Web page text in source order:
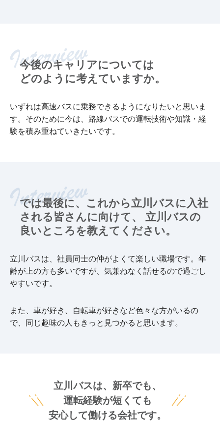
今後のキャリアについては
どのように考えていますか。
いずれは高速バスに乗務できるようになりたいと思いま
す。そのために今は、路線バスでの運転技術や知識・経
験を積み重ねていきたいです。
では最後に、これから立川バスに入社
される皆さんに向けて、
立川バスの
良いところを教えてください。
立川バスは、社員同士の仲がよくて楽しい職場です。年
齢が上の方も多いですが、気兼ねなく話せるので過ごし
やすいです。
また、車が好き、自転車が好きなど色々な方がいるの
で、同じ趣味の人もきっと見つかると思います。
立川バスは、新卒でも、
運転経験が短くても
安心して働ける会社です。